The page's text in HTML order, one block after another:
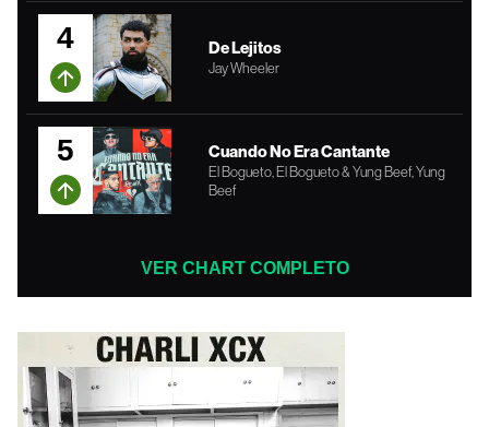
4 De Lejitos
Jay Wheeler
5 Cuando No Era Cantante
El Bogueto, El Bogueto & Yung Beef, Yung
Beef
VER CHART COMPLETO